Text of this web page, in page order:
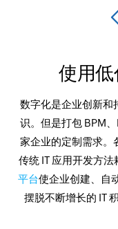
使用
数字化是企业创新和
识。但是打包 BPM
家企业的定制需求。
传统 IT 应用开发方
平台使企业创建、自
摆脱不断增长的 IT